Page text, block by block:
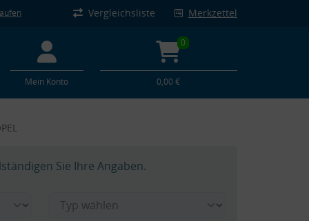
Vergleichsliste Merkzettel
Mein Konto
0
0,00 €
Sie Ihre Angaben.